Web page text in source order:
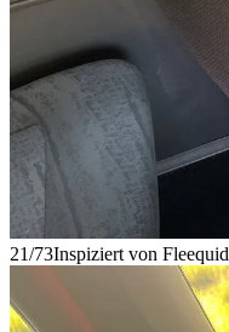
21/73Inspiziert von Fleequid